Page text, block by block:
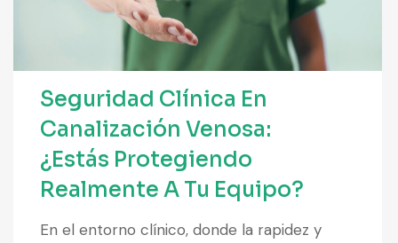
Seguridad Clínica En
Canalización Venosa:
¿estás Protegiendo
Realmente A Tu Equipo?
En el entorno clínico, donde la rapidez y